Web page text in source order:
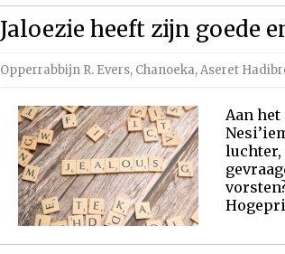
Jaloezie heeft zijn goede
Opperrabbijn R. Evers, Chanoeka,Aseret
Aan het
luchter,